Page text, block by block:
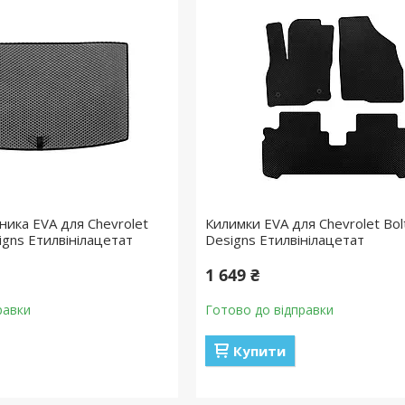
EVA для Chevrolet
Етилвінілацетат
Килимки EVA для Chevrolet
Designs Етилвінілацетат
1 649 ₴
Готово до відправки
Купити